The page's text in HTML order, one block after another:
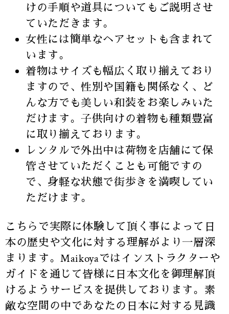
けの手順や道具についてもご説明させ
ていただきます。
女性には簡単なヘアセットも含まれて
います。
着物はサイズも幅広く取り揃えており
ますので、性別や国籍も関係なく、ど
んな方でも美しい和装をお楽しみいた
だけます。子供向けの着物も種類豊富
に取り揃えております。
レンタルで外出中は荷物を店舗にて保
管させていただくことも可能ですの
で、身軽な状態で街歩きを満喫してい
ただけます。
こちらで実際に体験して頂く事によって日
本の歴史や文化に対する理解がより一層深
まります。Maikoyaではインストラクターや
ガイドを通じて皆様に日本文化を御理解頂
けるようサービスを提供しております。素
敵な空間の中であなたの日本に対する見識